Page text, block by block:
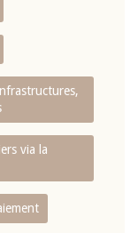
via la